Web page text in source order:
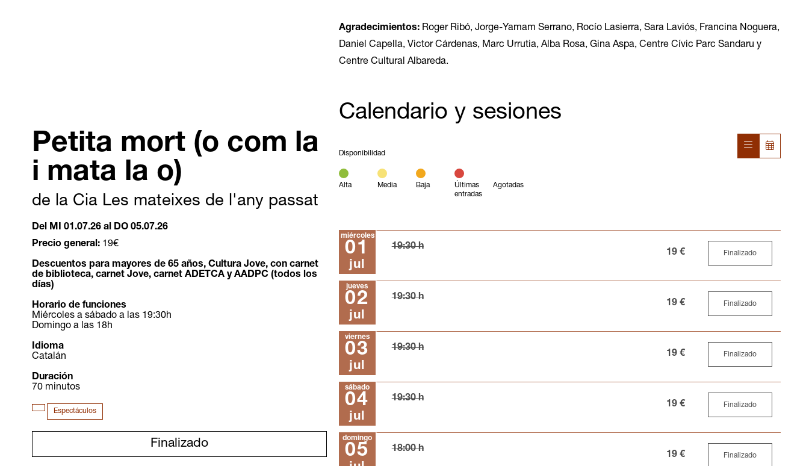
Petita mort (o com la
i mata la o)
de la Cia Les mateixes de l'any passat
Del MI 01.07.26 al DO 05.07.26
Precio general: 19€
Descuentos para mayores de 65 años, Cultura Jove, con carnet
de biblioteca, carnet Jove, carnet ADETCA y AADPC (todos los
días)
Horario de funciones
Miércoles a sábado a las 19:30h
Domingo a las 18h
Idioma
Catalán
Duración
70 minutos
Espectáculos
Finalizado
Agradecimientos: Roger Ribó, Jorge-Yamam Serrano, Rocío Lasierra, Sara Laviós, Francina Noguera,
Daniel Capella, Victor Cárdenas, Marc Urrutia, Alba Rosa, Gina Aspa, Centre Cívic Parc Sandaru y
Centre Cultural Albareda.
Calendario y sesiones
Disponibilidad
Alta Media Baja
Últimas
entradas
Agotadas
miércoles
01
jul
19:30 h
19 € Finalizado
jueves
02
jul
19:30 h
19 € Finalizado
viernes
03
jul
19:30 h
19 € Finalizado
sábado
04
jul
19:30 h
19 € Finalizado
domingo
05 18:00 h
19 € Finalizado